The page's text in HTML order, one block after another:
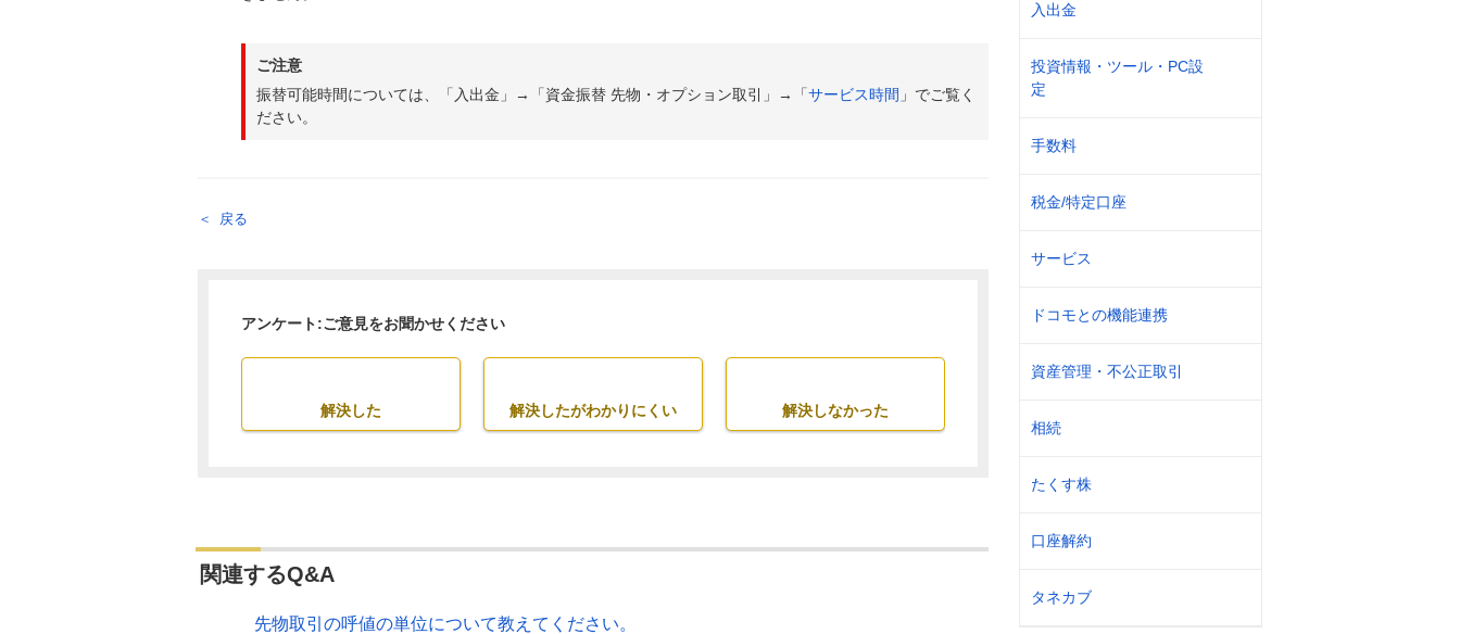
入出金
投資情報・ツール・PC設
定
手数料
税金/特定口座
サービス
ドコモとの機能連携
資産管理・不公正取引
相続
たくす株
口座解約
タネカブ
ご注意
振替可能時間については、「入出金」→「資金振替 先物・オプション取引」→「サービス時間 」でご覧く
ださい。
戻る
アンケート:ご意見をお聞かせください
解決した 解決したがわかりにくい 解決しなかった
関連するQ&A
先物取引の呼値の単位について教えてください。